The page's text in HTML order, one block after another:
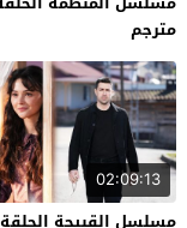
مترجم
02:09:13
مسلسل القبيحة الحلقة 8 مترجم